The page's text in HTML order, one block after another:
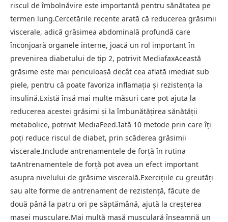
riscul de îmbolnăvire este importantă pentru sănătatea pe
termen lung.Cercetările recente arată că reducerea grăsimii
viscerale, adică grăsimea abdominală profundă care
înconjoară organele interne, joacă un rol important în
prevenirea diabetului de tip 2, potrivit MediafaxAceastă
grăsime este mai periculoasă decât cea aflată imediat sub
piele, pentru că poate favoriza inflamația și rezistența la
insulină.Există însă mai multe măsuri care pot ajuta la
reducerea acestei grăsimi și la îmbunătățirea sănătății
metabolice, potrivit MediaFeed.Iată 10 metode prin care îți
poți reduce riscul de diabet, prin scăderea grăsimii
viscerale.Include antrenamentele de forță în rutina
taAntrenamentele de forță pot avea un efect important
asupra nivelului de grăsime viscerală.Exercițiile cu greutăți
sau alte forme de antrenament de rezistență, făcute de
două până la patru ori pe săptămână, ajută la creșterea
masei musculare.Mai multă masă musculară înseamnă un